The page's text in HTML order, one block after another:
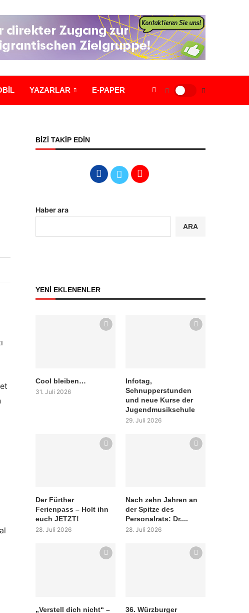
YAZARLAR E-PAPER
BİZİ TAKİP EDİN
Haber ara
ARA
YENİ EKLENENLER
Cool bleiben…
31. Juli 2026
Infotag,
Schnupperstunden
und neue Kurse der
Jugendmusikschule
29. Juli 2026
Der Fürther
Ferienpass – Holt ihn
euch JETZT!
28. Juli 2026
Nach zehn Jahren an
der Spitze des
Personalrats: Dr....
28. Juli 2026
„Verstell dich nicht“ –
36. Würzburger